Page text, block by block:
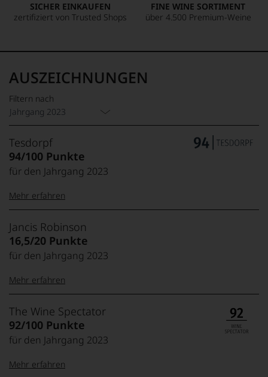
SICHER EINKAUFEN
zertifiziert von Trusted Shops
FINE WINE SORTIMENT
über 4.500 Premium-Weine
AUSZEICHNUNGEN
Filtern nach
Jahrgang 2023
Tesdorpf
94/100 Punkte
für den Jahrgang 2023
99–100 Punkte:
95–98 Punkte:
85–89 Punkte:
Tesdorpf
Der
Name
Tesdorpf
für
»Fine
Wine«,
für
die
edlen
der
Welt,
Mehr erfahren
Jancis Robinson
16,5/20 Punkte
für den Jahrgang 2023
20 Punkte: Exzellent,
absolut outstanding,
Jahrhundertwein
19 Punkte:Top-Wein aus
Spitzenjahrgang
Jancis
Robinson
Die
1950
Cumbria
Mehr erfahren
The Wine Spectator
92/100 Punkte
für den Jahrgang 2023
Mehr erfahren